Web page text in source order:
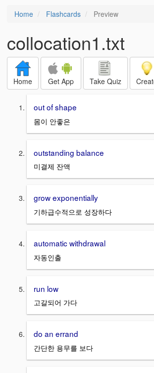
Home Flashcards Preview
collocation1.txt
Home Get App Take Quiz
out of shape
몸이 안좋은
outstanding balance
미결제 잔액
grow exponentially
기하급수적으로 성장하다
automatic withdrawal
자동인출
run low
고갈되어 가다
do an errand
간단한 용무를 보다